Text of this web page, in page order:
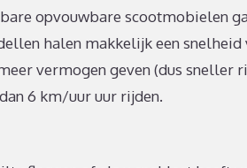
opvouwbare scootmobielen
halen makkelijk een
vermogen geven (dus
6 km/uur uur rijden.